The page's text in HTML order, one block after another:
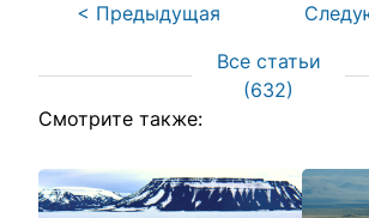
< Предыдущая
Все статьи
(632)
Смотрите также: